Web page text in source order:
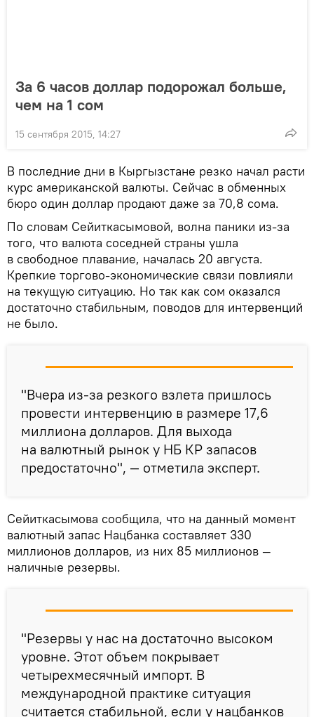
За 6 часов доллар подорожал больше,
чем на 1 сом
15 сентября 2015, 14:27
В последние дни в Кыргызстане резко начал расти
курс американской валюты. Сейчас в обменных
бюро один доллар продают даже за 70,8 сома.
По словам Сейиткасымовой, волна паники из-за
того, что валюта соседней страны ушла
в свободное плавание, началась 20 августа.
Крепкие торгово-экономические связи повлияли
на текущую ситуацию. Но так как сом оказался
достаточно стабильным, поводов для интервенций
не было.
"Вчера из-за резкого взлета пришлось
провести интервенцию в размере 17,6
миллиона долларов. Для выхода
на валютный рынок у НБ КР запасов
предостаточно", — отметила эксперт.
Сейиткасымова сообщила, что на данный момент
валютный запас Нацбанка составляет 330
миллионов долларов, из них 85 миллионов —
наличные резервы.
"Резервы у нас на достаточно высоком
уровне. Этот объем покрывает
четырехмесячный импорт. В
международной практике ситуация
считается стабильной, если у нацбанков